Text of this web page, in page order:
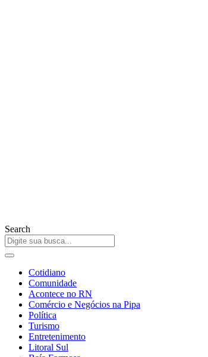
Search
Cotidiano
Comunidade
Acontece no RN
Comércio e Negócios na Pipa
Política
Turismo
Entretenimento
Litoral Sul